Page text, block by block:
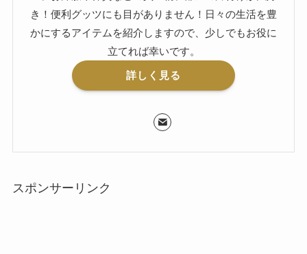
き！便利グッツにも目がありません！日々の生活を豊
かにするアイテムを紹介しますので、少しでもお役に
立てれば幸いです。
詳しく見る
スポンサーリンク